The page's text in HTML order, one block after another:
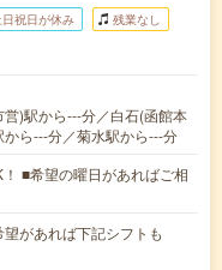
日祝日が休み 残業なし
)駅から---分／白石(函館本
ら---分／菊水駅から---分
■希望の曜日があればご相
があれば下記シフトも